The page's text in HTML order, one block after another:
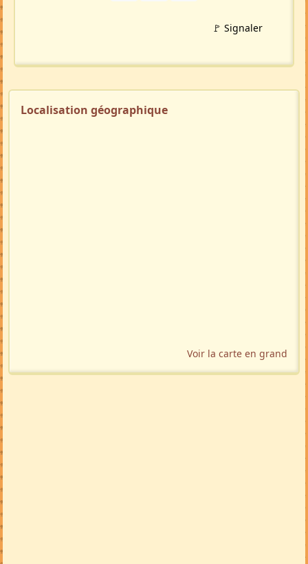
🚩 Signaler
Localisation géographique
Voir la carte en grand